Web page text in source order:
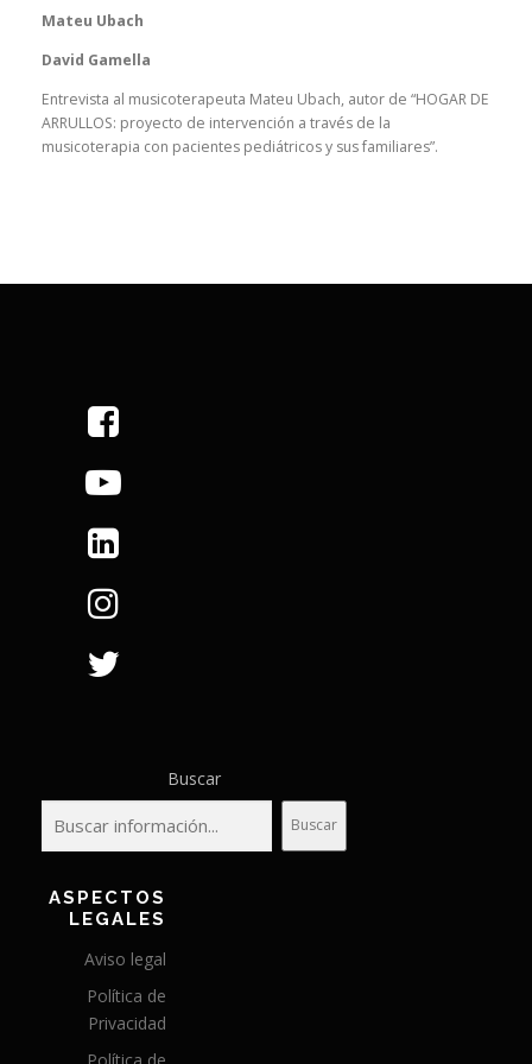
Mateu Ubach
David Gamella
Entrevista al musicoterapeuta Mateu Ubach, autor de “HOGAR DE
ARRULLOS: proyecto de intervención a través de la
musicoterapia con pacientes pediátricos y sus familiares”.
Buscar
Buscar
ASPECTOS
LEGALES
Aviso legal
Política de
Privacidad
Política de